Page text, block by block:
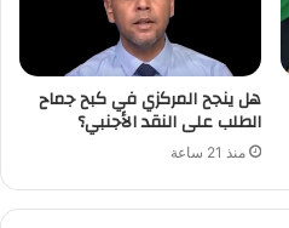
هل ينجح المركزي في كبح جماح
الطلب على النقد الأجنبي؟
منذ 21 ساعة